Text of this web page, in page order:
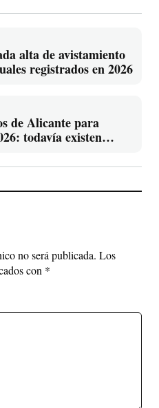
alta de avistamiento
registrados en 2026
de Alicante para
todavía existen
no será publicada. Los
con *